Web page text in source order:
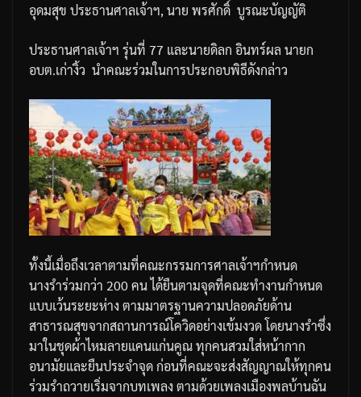
อุดมสุข ประธานศาลเจ้าฯ, นาย พรศักดิ์ บูรณะบัญญัติ
ประธานศาลเจ้าฯ รุ่นที่ 77 และนายดิลก อินทร์ผล นายก
อบต.เก่างิ้ว นำคณะร่วมในการประกอบพิธีดังกล่าว
ทั้งนี้เมื่อถึงเวลาตามที่คณะกรรมการศาลเจ้าฯกำหนด
นางรำร่วมกว่า 200คนได้ยืนตามจุดที่คณะทำงานกำหนด
แบบเว้นระยะห่าง ตามมาตรฐานความปลอดภัยด้าน
สาธารณสุขจากสถานการณ์โควิดอย่างเข้มงวดโดยนางรำซึ่ง
มาในชุดผ้าไหมลายแคนแก่นคูณทุกคนสวมใส่หน้ากาก
อนามัยและยืนประจำจุดก่อนที่คณะจะส่งสัญญาณให้ทุกคน
ร่วมรำถวายเริ่มจากบทเพลง ตามด้วยเพลงเมืองพลบ้านฉัน